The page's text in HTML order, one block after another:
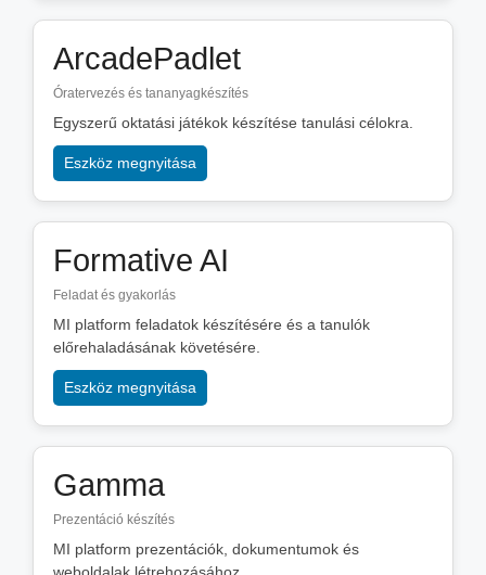
ArcadePadlet
Óratervezés és tananyagkészítés
Egyszerű oktatási játékok készítése tanulási célokra.
Eszköz megnyitása
Formative AI
Feladat és gyakorlás
MI platform feladatok készítésére és a tanulók
előrehaladásának követésére.
Eszköz megnyitása
Gamma
Prezentáció készítés
MI platform prezentációk, dokumentumok és